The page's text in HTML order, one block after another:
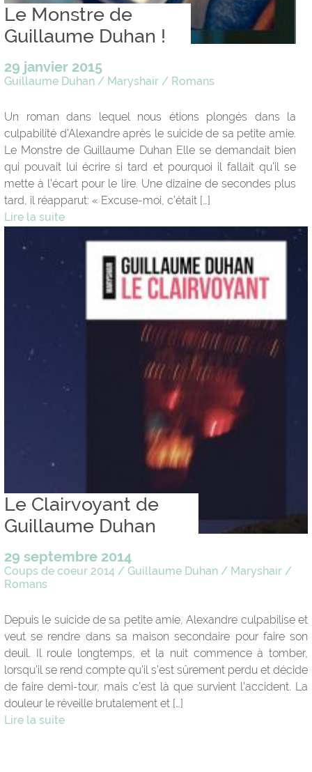
Le Monstre de
Guillaume Duhan !
29 janvier 2015
Guillaume Duhan / Maryshair / Romans
Un roman dans lequel nous étions plongés dans la
culpabilité d’Alexandre après le suicide de sa petite amie.
Le Monstre de Guillaume Duhan Elle se demandait bien
qui pouvait lui écrire si tard et pourquoi il fallait qu’il se
mette à l’écart pour le lire. Une dizaine de secondes plus
tard, il réapparut: « Excuse-moi, c’était […]
Lire la suite
Le Clairvoyant de
Guillaume Duhan
29 septembre 2014
Coups de coeur 2014 / Guillaume Duhan / Maryshair /
Romans
Depuis le suicide de sa petite amie, Alexandre culpabilise et
veut se rendre dans sa maison secondaire pour faire son
deuil. Il roule longtemps, et la nuit commence à tomber,
lorsqu’il se rend compte qu’il s’est sûrement perdu et décide
de faire demi-tour, mais c’est là que survient l’accident. La
douleur le réveille brutalement et […]
Lire la suite